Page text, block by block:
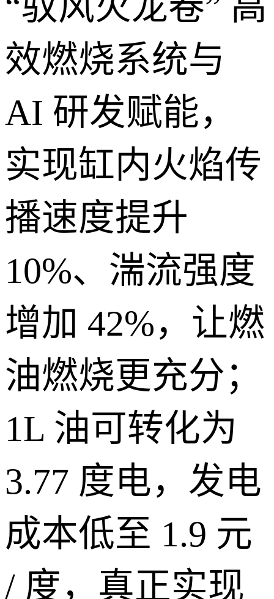
效燃烧系统与
AI 研发赋能，
实现缸内火焰传
播速度提升
10%、湍流强度
增加 42%，让燃
油燃烧更充分；
1L 油可转化为
3.77 度电，发电
成本低至 1.9 元
/ 度，真正实现